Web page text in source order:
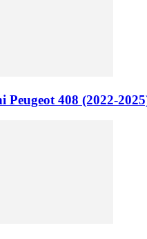
Peugeot 408 (2022-